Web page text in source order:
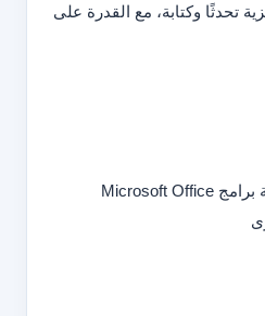
تحدثًا وكتابة، مع القدرة على
خبرة ممتازة في استخدام حزمة برامج Microsoft Office